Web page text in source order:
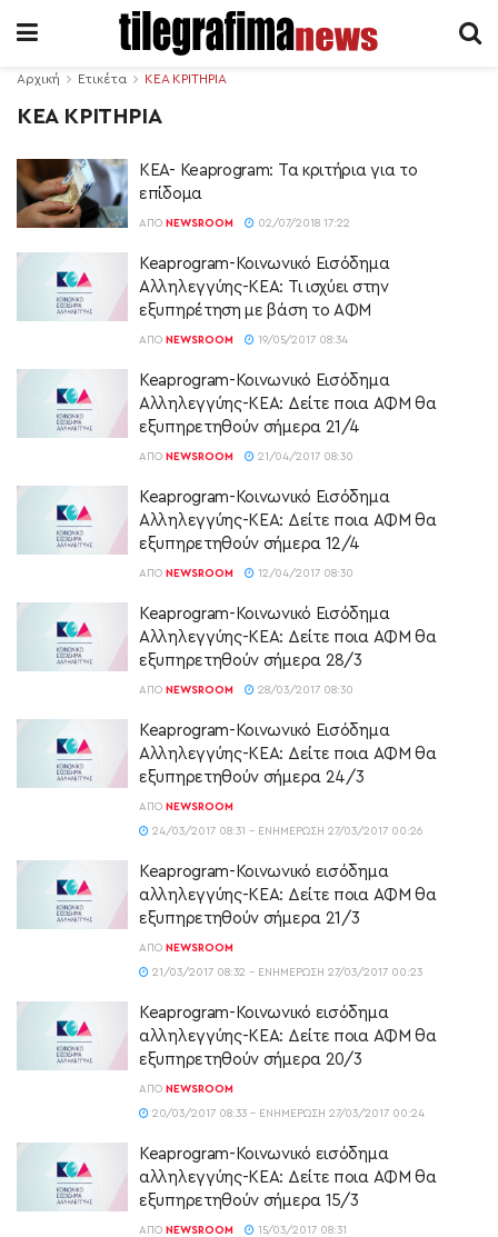
Αρχική Ετικέτα ΚΕΑ ΚΡΙΤΗΡΙΑ
ΚΕΑ ΚΡΙΤΗΡΙΑ
ΚΕΑ- Keaprogram: Τα κριτήρια για το
επίδομα
ΑΠΌ NEWSROOM 02/07/2018 17:22
Keaprogram-Κοινωνικό Εισόδημα
Αλληλεγγύης-ΚΕΑ: Τι ισχύει στην
εξυπηρέτηση με βάση το ΑΦΜ
ΑΠΌ NEWSROOM 19/05/2017 08:34
Keaprogram-Κοινωνικό Εισόδημα
Αλληλεγγύης-ΚΕΑ: Δείτε ποια ΑΦΜ θα
εξυπηρετηθούν σήμερα 21/4
ΑΠΌ NEWSROOM 21/04/2017 08:30
Keaprogram-Κοινωνικό Εισόδημα
Αλληλεγγύης-ΚΕΑ: Δείτε ποια ΑΦΜ θα
εξυπηρετηθούν σήμερα 12/4
ΑΠΌ NEWSROOM 12/04/2017 08:30
Keaprogram-Κοινωνικό Εισόδημα
Αλληλεγγύης-ΚΕΑ: Δείτε ποια ΑΦΜ θα
εξυπηρετηθούν σήμερα 28/3
ΑΠΌ NEWSROOM 28/03/2017 08:30
Keaprogram-Κοινωνικό Εισόδημα
Αλληλεγγύης-ΚΕΑ: Δείτε ποια ΑΦΜ θα
εξυπηρετηθούν σήμερα 24/3
ΑΠΌ NEWSROOM
24/03/2017 08:31 - ΕΝΗΜΈΡΩΣΗ 27/03/2017 00:26
Keaprogram-Κοινωνικό εισόδημα
αλληλεγγύης-ΚΕΑ: Δείτε ποια ΑΦΜ θα
εξυπηρετηθούν σήμερα 21/3
ΑΠΌ NEWSROOM
21/03/2017 08:32 - ΕΝΗΜΈΡΩΣΗ 27/03/2017 00:23
Keaprogram-Κοινωνικό εισόδημα
αλληλεγγύης-ΚΕΑ: Δείτε ποια ΑΦΜ θα
εξυπηρετηθούν σήμερα 20/3
ΑΠΌ NEWSROOM
20/03/2017 08:33 - ΕΝΗΜΈΡΩΣΗ 27/03/2017 00:24
Keaprogram-Κοινωνικό εισόδημα
αλληλεγγύης-ΚΕΑ: Δείτε ποια ΑΦΜ θα
εξυπηρετηθούν σήμερα 15/3
ΑΠΌ NEWSROOM 15/03/2017 08:31